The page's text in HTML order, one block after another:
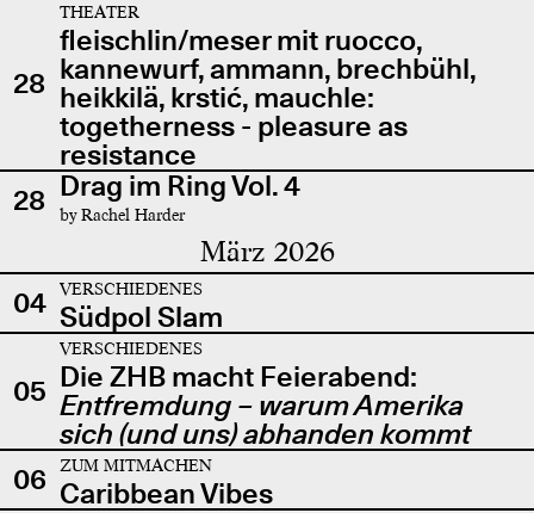
28
THEATER
fleischlin/meser mit ruocco,
kannewurf, ammann, brechbühl,
heikkilä, krstić, mauchle:
togetherness - pleasure as
resistance
28 Drag im Ring Vol. 4
by Rachel Harder
März 2026
04 VERSCHIEDENES
Südpol Slam
05
VERSCHIEDENES
Die ZHB macht Feierabend:
Entfremdung – warum Amerika
sich (und uns) abhanden kommt
06
ZUM MITMACHEN
Caribbean Vibes